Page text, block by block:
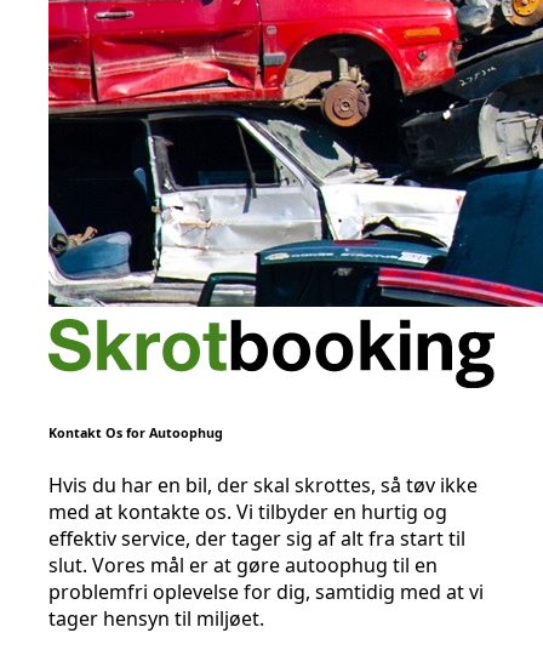
Kontakt Os for Autoophug
Hvis du har en bil, der skal skrottes, så tøv ikke
med at kontakte os. Vi tilbyder en hurtig og
effektiv service, der tager sig af alt fra start til
slut. Vores mål er at gøre autoophug til en
problemfri oplevelse for dig, samtidig med at vi
tager hensyn til miljøet.